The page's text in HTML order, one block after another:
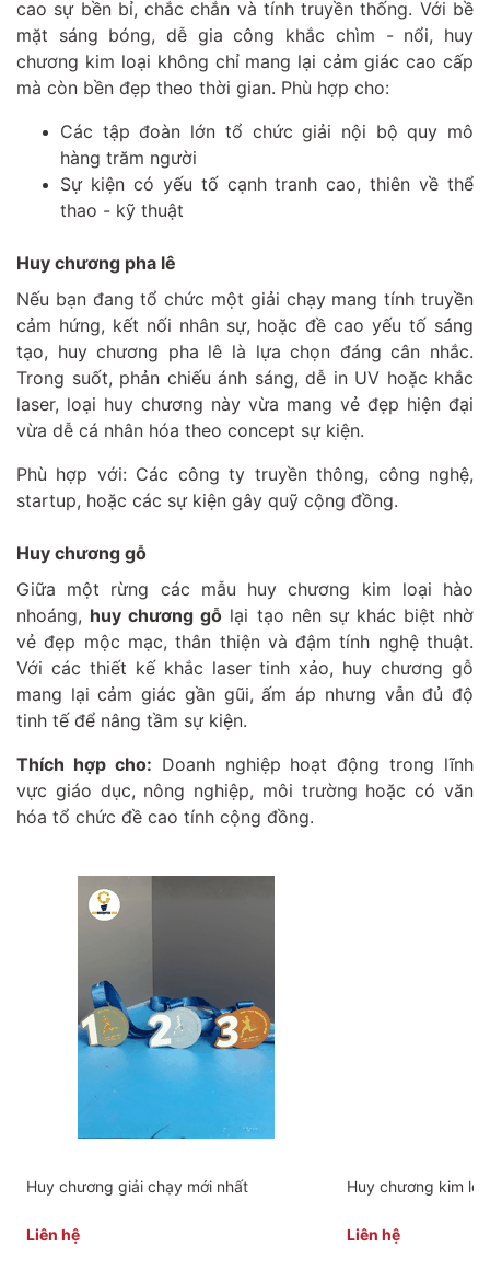
cao sự bền bỉ, chắc chắn và tính truyền thống. Với bề
mặt sáng bóng, dễ gia công khắc chìm - nổi, huy
chương kim loại không chỉ mang lại cảm giác cao cấp
mà còn bền đẹp theo thời gian. Phù hợp cho:
Các tập đoàn lớn tổ chức giải nội bộ quy mô
hàng trăm người
Sự kiện có yếu tố cạnh tranh cao, thiên về thể
thao - kỹ thuật
Huy chương pha lê
Nếu bạn đang tổ chức một giải chạy mang tính truyền
cảm hứng, kết nối nhân sự, hoặc đề cao yếu tố sáng
tạo, huy chương pha lê là lựa chọn đáng cân nhắc.
Trong suốt, phản chiếu ánh sáng, dễ in UV hoặc khắc
laser, loại huy chương này vừa mang vẻ đẹp hiện đại
vừa dễ cá nhân hóa theo concept sự kiện.
Phù hợp với: Các công ty truyền thông, công nghệ,
startup, hoặc các sự kiện gây quỹ cộng đồng.
Huy chương gỗ
Giữa một rừng các mẫu huy chương kim loại hào
nhoáng, huy chương gỗ lại tạo nên sự khác biệt nhờ
vẻ đẹp mộc mạc, thân thiện và đậm tính nghệ thuật.
Với các thiết kế khắc laser tinh xảo, huy chương gỗ
mang lại cảm giác gần gũi, ấm áp nhưng vẫn đủ độ
tinh tế để nâng tầm sự kiện.
Thích hợp cho: Doanh nghiệp hoạt động trong lĩnh
vực giáo dục, nông nghiệp, môi trường hoặc có văn
hóa tổ chức đề cao tính cộng đồng.
Huy chương giải chạy mới nhất
Liên hệ
Huy chương kim
Liên hệ